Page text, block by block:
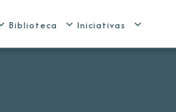
Biblioteca Iniciativas